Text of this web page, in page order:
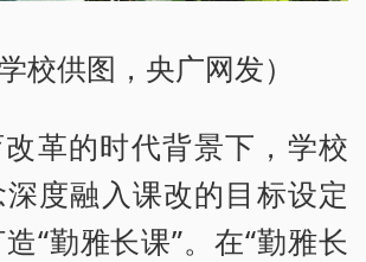
学校供图，央广网发）
革的时代背景下，学校
度融入课改的目标设定
“勤雅长课”。在“勤雅长